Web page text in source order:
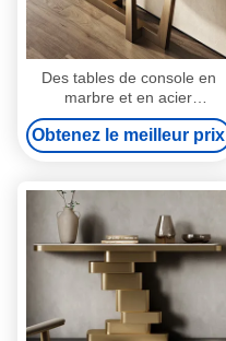
Des tables de console en
marbre et en acier
inoxydable élégantes - style
d'entrée moderne
Obtenez le meilleur prix